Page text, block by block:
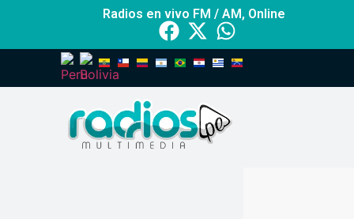
Radios en vivo FM / AM, Online